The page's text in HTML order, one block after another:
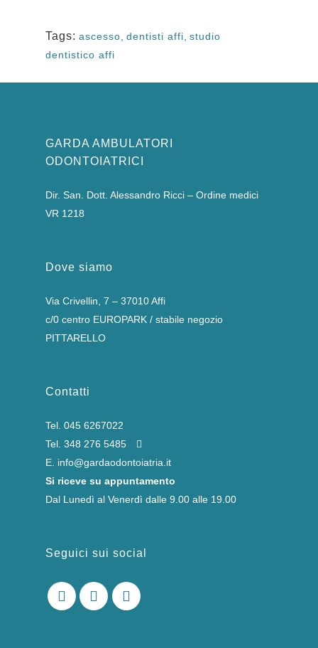
Tags: ascesso dentisti affi studio
dentistico affi
GARDA AMBULATORI
ODONTOIATRICI
Dir. San. Dott. Alessandro Ricci – Ordine medici
VR 1218
Dove siamo
Via Crivellin, 7 – 37010 Affi
c/0 centro EUROPARK / stabile negozio
PITTARELLO
Contatti
Tel. 045 6267022
Tel. 348 276 5485
E. info@gardaodontoiatria.it
Si riceve su appuntamento
Dal Lunedì al Venerdì dalle 9.00 alle 19.00
Seguici sui social